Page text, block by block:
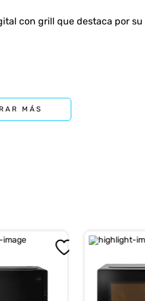
con grill que destaca por
fácil de limpiar y
cuando el aparato está en
en el peso de los
MÁS